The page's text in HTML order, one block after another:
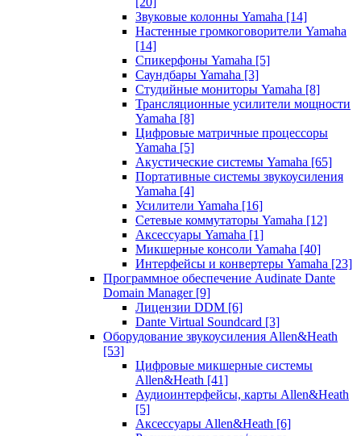
Звуковые колонны Yamaha [14]
Настенные громкоговорители Yamaha
[14]
Спикерфоны Yamaha [5]
Саундбары Yamaha [3]
Студийные мониторы Yamaha [8]
Трансляционные усилители мощности
Yamaha [8]
Цифровые матричные процессоры
Yamaha [5]
Акустические системы Yamaha [65]
Портативные системы звукоусиления
Yamaha [4]
Усилители Yamaha [16]
Сетевые коммутаторы Yamaha [12]
Аксессуары Yamaha [1]
Микшерные консоли Yamaha [40]
Интерфейсы и конвертеры Yamaha [23]
Программное обеспечение Audinate Dante
Domain Manager [9]
Лицензии DDM [6]
Dante Virtual Soundcard [3]
Оборудование звукоусиления Allen&Heath
[53]
Цифровые микшерные системы
Allen&Heath [41]
Аудиоинтерфейсы, карты Allen&Heath
[5]
Аксессуары Allen&Heath [6]